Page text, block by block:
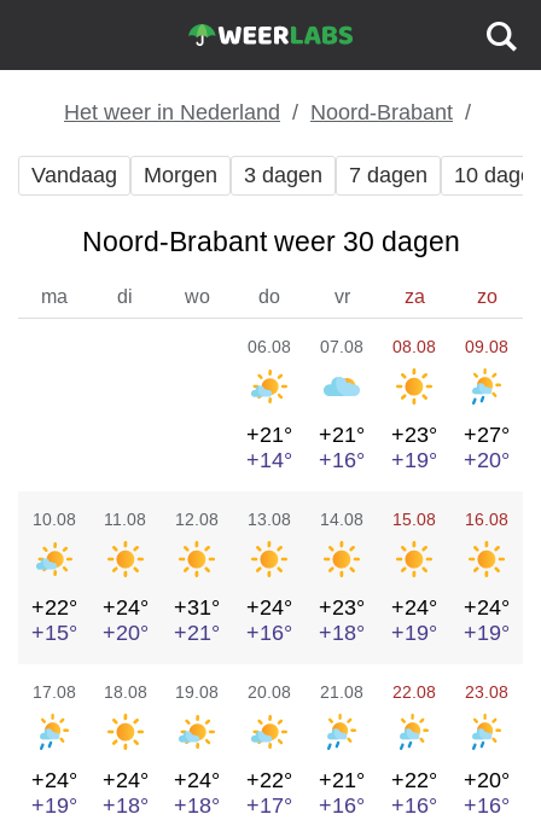
Het weer in Nederland Noord-Brabant
Vandaag Morgen 3 dagen 7 dagen 10
Noord-Brabant weer 30 dagen
ma di wo do vr za zo
06.08
+21°
+14°
07.08
+21°
+16°
08.08
+23°
+19°
09.08
+27°
+20°
10.08
+22°
+15°
11.08
+24°
+20°
12.08
+31°
+21°
13.08
+24°
+16°
14.08
+23°
+18°
15.08
+24°
+19°
16.08
+24°
+19°
17.08
+24°
+19°
18.08
+24°
+18°
19.08
+24°
+18°
20.08
+22°
+17°
21.08
+21°
+16°
22.08
+22°
+16°
23.08
+20°
+16°